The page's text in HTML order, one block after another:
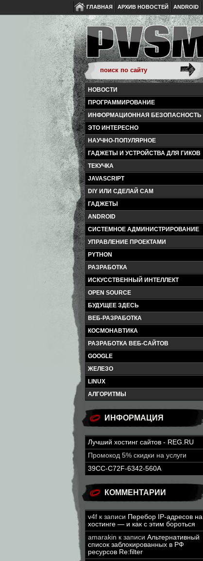
ГЛАВНАЯ АРХИВ НОВОСТЕЙ ANDROID
НОВОСТИ
ПРОГРАММИРОВАНИЕ
ИНФОРМАЦИОННАЯ БЕЗОПАСНОСТЬ
ЭТО ИНТЕРЕСНО
НАУЧНО-ПОПУЛЯРНОЕ
ГАДЖЕТЫ И УСТРОЙСТВА ДЛЯ ГИКОВ
ТЕКУЧКА
JAVASCRIPT
DIY ИЛИ СДЕЛАЙ САМ
ГАДЖЕТЫ
ANDROID
СИСТЕМНОЕ АДМИНИСТРИРОВАНИЕ
УПРАВЛЕНИЕ ПРОЕКТАМИ
PYTHON
РАЗРАБОТКА
ИСКУССТВЕННЫЙ ИНТЕЛЛЕКТ
OPEN SOURCE
БУДУЩЕЕ ЗДЕСЬ
ВЕБ-РАЗРАБОТКА
КОСМОНАВТИКА
РАЗРАБОТКА ВЕБ-САЙТОВ
GOOGLE
ЖЕЛЕЗО
LINUX
АЛГОРИТМЫ
ИНФОРМАЦИЯ
Лучший хостинг сайтов - REG.RU
Промокод 5% скидки на услуги
39CC-C72F-6342-560A
КОММЕНТАРИИ
v4f к записи Перебор IP-адресов на
хостинге — и как с этим бороться
amarakin к записи Альтернативный
список заблокированных в РФ
ресурсов Re:filter